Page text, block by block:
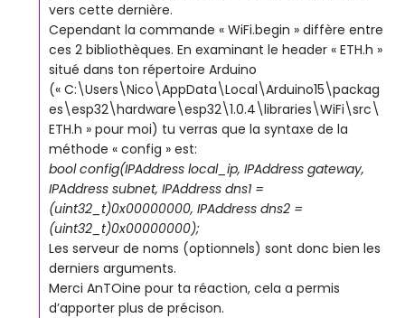
vers cette dernière.
Cependant la commande « WiFi.begin » diffère entre
ces 2 bibliothèques. En examinant le header « ETH.h »
situé dans ton répertoire Arduino
(« C:\Users\Nico\AppData\Local\Arduino15\packag
es\esp32\hardware\esp32\1.0.4\libraries\WiFi\src\
ETH.h » pour moi) tu verras que la syntaxe de la
méthode « config » est:
bool config(IPAddress local_ip, IPAddress gateway,
IPAddress subnet, IPAddress dns1 =
(uint32_t)0x00000000, IPAddress dns2 =
(uint32_t)0x00000000);
Les serveur de noms (optionnels) sont donc bien les
derniers arguments.
Merci AnTOine pour ta réaction, cela a permis
d’apporter plus de précison.